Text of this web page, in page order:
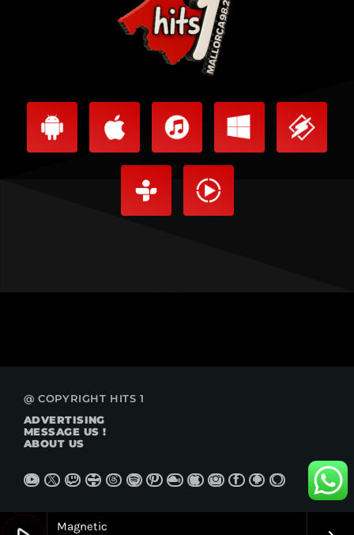
Magnetic
@ COPYRIGHT HITS 1
ADVERTISING
MESSAGE US !
ABOUT US